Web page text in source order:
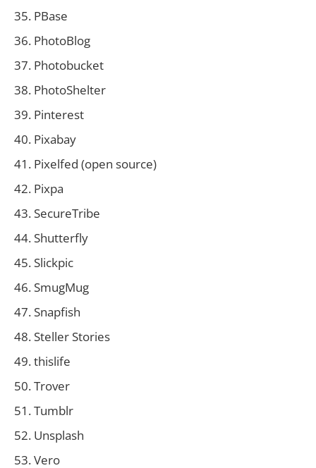
PBase
PhotoBlog
Photobucket
PhotoShelter
Pinterest
Pixabay
Pixelfed (open source)
Pixpa
SecureTribe
Shutterfly
Slickpic
SmugMug
Snapfish
Steller Stories
thislife
Trover
Tumblr
Unsplash
Vero